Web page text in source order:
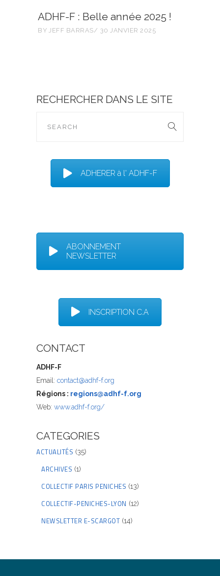
ADHF-F : Belle année 2025 !
BY JEFF BARRAS 30 JANVIER 2025
RECHERCHER DANS LE SITE
ADHERER à l' ADHF-F
ABONNEMENT
NEWSLETTER
INSCRIPTION C.A
CONTACT
ADHF-F
Email: contact@adhf-f.org
Régions : regions@adhf-f.org
Web: www.adhf-f.org/
CATEGORIES
ACTUALITÉS (35)
ARCHIVES (1)
COLLECTIF PARIS PENICHES (13)
COLLECTIF-PENICHES-LYON (12)
NEWSLETTER E-SCARGOT (14)